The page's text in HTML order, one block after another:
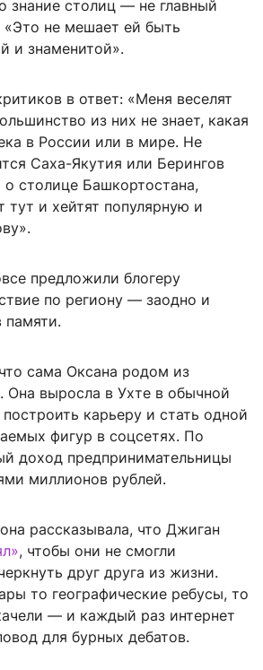
знание столиц — не главный
«Это не мешает ей быть
и знаменитой».
в ответ: «Меня веселят
из них не знает, какая
в России или в мире. Не
Саха-Якутия или Берингов
столице Башкортостана,
тут и хейтят популярную и
предложили блогеру
по региону — заодно и
памяти.
сама Оксана родом из
Она выросла в Ухте в обычной
карьеру и стать одной
фигур в соцсетях. По
доход предпринимательницы
миллионов рублей.
рассказывала, что Джиган
, чтобы они не смогли
друг друга из жизни.
то географические ребусы, то
— и каждый раз интернет
для бурных дебатов.